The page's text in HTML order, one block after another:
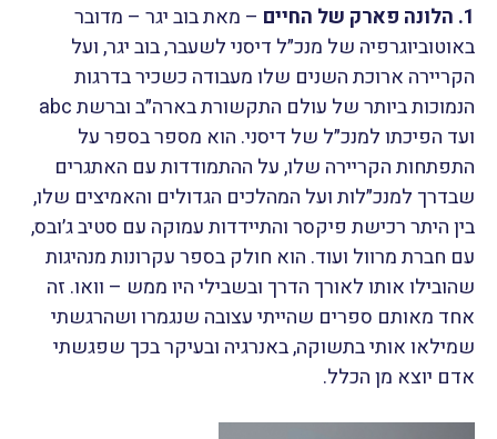
1. הלונה פארק של החיים
– מאת בוב יגר – מדובר
באוטוביוגרפיה של מנכ״ל דיסני לשעבר, בוב יגר, ועל
הקריירה ארוכת השנים שלו מעבודה כשכיר בדרגות
הנמוכות ביותר של עולם התקשורת בארה״ב וברשת abc
ועד הפיכתו למנכ״ל של דיסני. הוא מספר בספר על
התפתחות הקריירה שלו, על ההתמודדות עם האתגרים
שבדרך למנכ״לות ועל המהלכים הגדולים והאמיצים שלו,
בין היתר רכישת פיקסר והתיידדות עמוקה עם סטיב ג׳ובס,
עם חברת מרוול ועוד. הוא חולק בספר עקרונות מנהיגות
שהובילו אותו לאורך הדרך ובשבילי היו ממש – וואו. זה
אחד מאותם ספרים שהייתי עצובה שנגמרו ושהרגשתי
שמילאו אותי בתשוקה, באנרגיה ובעיקר בכך שפגשתי
אדם יוצא מן הכלל.